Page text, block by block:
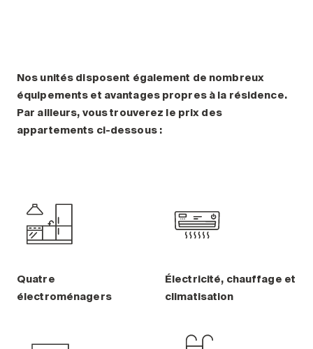
Nos unités disposent également de nombreux
équipements et avantages propres à la résidence.
Par ailleurs, vous trouverez le prix des
appartements ci-dessous :
Quatre
électroménagers
Électricité, chauffage et
climatisation